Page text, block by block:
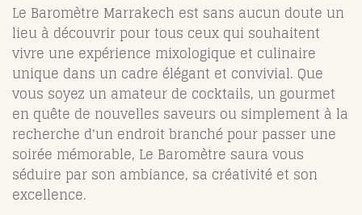
Le Baromètre Marrakech est sans aucun doute un
lieu à découvrir pour tous ceux qui souhaitent
vivre une expérience mixologique et culinaire
unique dans un cadre élégant et convivial. Que
vous soyez un amateur de cocktails, un gourmet
en quête de nouvelles saveurs ou simplement à la
recherche d'un endroit branché pour passer une
soirée mémorable, Le Baromètre saura vous
séduire par son ambiance, sa créativité et son
excellence.